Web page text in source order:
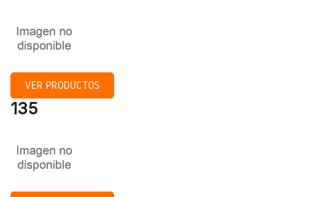
VER PRODUCTOS
135